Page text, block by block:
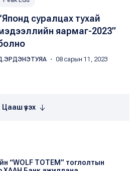
суралцах тухай
яармаг-2023”
・ 08 сарын 11, 2023
Цааш үзэх
“WOLF TOTEM” тоглолтын